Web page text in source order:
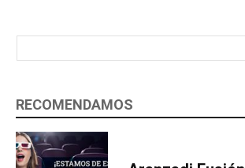
RECOMENDAMOS